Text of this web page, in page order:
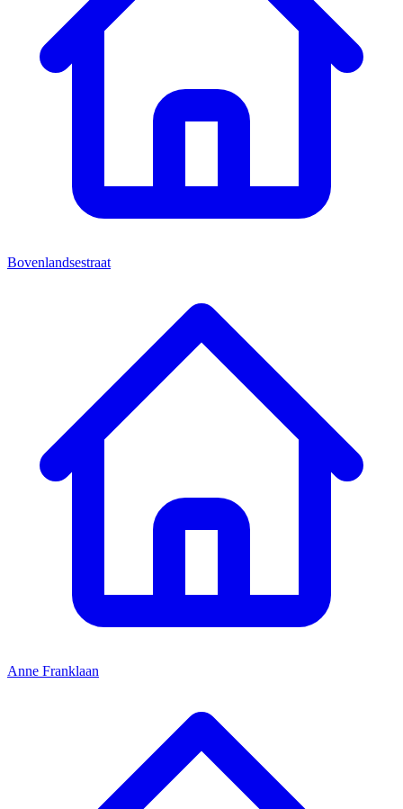
Bovenlandsestraat
Anne Franklaan